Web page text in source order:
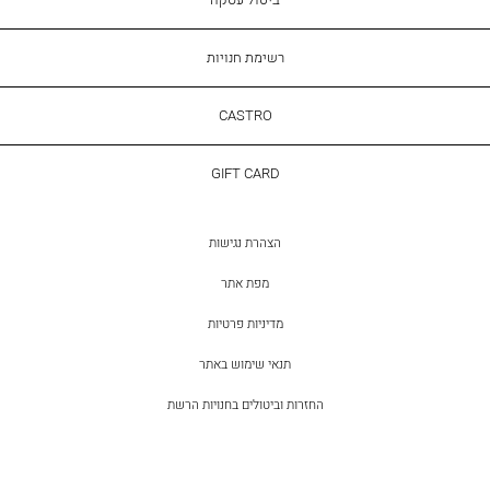
רשימת חנויות
CASTRO
CASTRO
GIFT
GIFT CARD
הצהרת נגישות
מפת אתר
מדיניות פרטיות
תנאי שימוש באתר
החזרות וביטולים בחנויות הרשת